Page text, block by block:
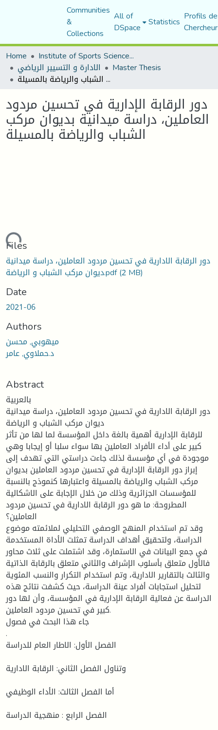
Communities
&
Collections
All of
DSpace Statistics Profils
Home
Institute of Sports Sciences and Techniques
الادارة و التسيير الرياضي Master Thesis
دور الرقابة الإدارية في تحسين مردود العاملين، دراسة ميدانية بديوان مركب الشباب والرياضة بالمسيلة
دور الرقابة الإدارية في تحسين مردود
العاملين، دراسة ميدانية بديوان مركب
الشباب والرياضة بالمسيلة
Files
دور الرقابة الادارية في تحسين مردود العاملين، دراسة ميدانية
ديوان مركب الشباب و الرياضة.pdf(2 MB)
Date
2021-06
Authors
ميهوبي, محسن
د.حملاوي, عامر
Abstract
بالعربية
دور الرقابة الادارية في تحسين مردود العاملين، دراسة ميدانية
ديوان مركب الشباب و الرياضة
للرقابة الإدارية أهمية بالغة داخل المؤسسة لما لها من تأثر
كبير على أداء الأفراد العاملين بها سواء سلبا أو إيجابا وهي
موجودة في أي مؤسسة لذلك جاءت دراستي التي تهدف إلى
إبراز دور الرقابة الإدارية في تحسين مردود العاملين بديوان
مركب الشباب والرياضة بالمسيلة واعتبارها كنموذج بالنسبة
للمؤسسات الجزائرية وذلك من خلال الإجابة على الاشكالية
المطروحة: ما هو دور الرقابة الادارية في تحسين مردود
العاملين؟
وقد تم استخدام المنهج الوصفي التحليلي لملائمته موضوع
الدراسة، ولتحقيق أهداف الدراسة تمثلت الأداة المستخدمة
في جمع البيانات في الاستمارة، وقد اشتملت على ثلاث محاور
فالأول متعلق بأسلوب الإشراف والثاني متعلق بالرقابة الذاتية
والثالث بالتقارير الادارية، وتم استخدام التكرار والنسب المئوية
لتحليل استجابات أفراد عينة الدراسة، حيث كشفت نتائج هذه
الدراسة عن فعالية الرقابة الإدارية في المؤسسة، وأن لها دور
كبير في تحسين مردود العاملين.
جاء هذا البحث في فصول
.
الفصل الأول: الاطار العام للدراسة
وتناول الفصل الثاني: الرقابة الادارية
أما الفصل الثالث: الأداء الوظيفي
الفصل الرابع : منهجية الدراسة